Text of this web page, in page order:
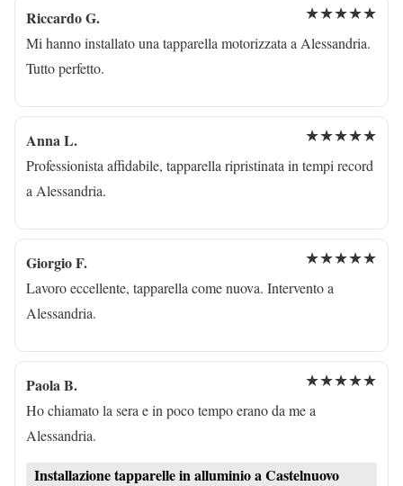
Riccardo G. ★★★★★
Mi hanno installato una tapparella motorizzata a Alessandria.
Tutto perfetto.
Anna L. ★★★★★
Professionista affidabile, tapparella ripristinata in tempi record
a Alessandria.
Giorgio F. ★★★★★
Lavoro eccellente, tapparella come nuova. Intervento a
Alessandria.
Paola B. ★★★★★
Ho chiamato la sera e in poco tempo erano da me a
Alessandria.
Installazione tapparelle in alluminio a Castelnuovo